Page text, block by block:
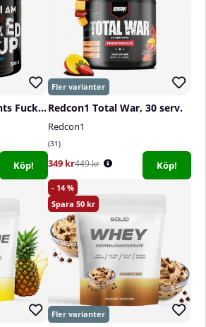
Swedish Supplements Fucked Up Joker Edition, 300 g
Köp!
Redcon1 Total War, 30 serv.
Redcon1
31
349 kr449 kr Köp!
14
50